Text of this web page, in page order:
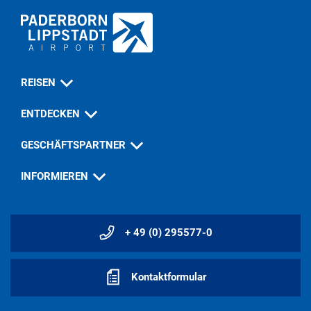
REISEN
ENTDECKEN
GESCHÄFTSPARTNER
INFORMIEREN
+ 49 (0) 295577-0
Kontaktformular